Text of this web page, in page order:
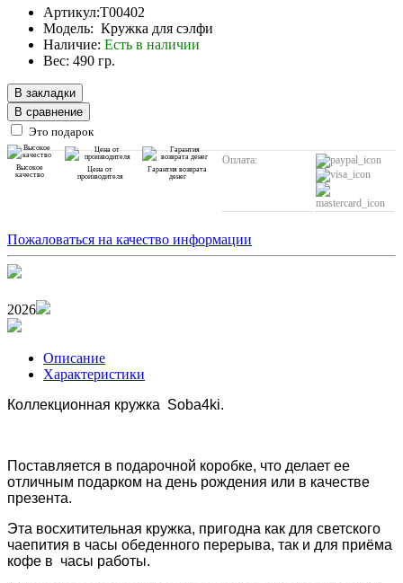
Артикул:T00402
Модель: Кружка для сэлфи
Наличие: Есть в наличии
Вес: 490 гр.
В закладки
В сравнение
Это подарок
Высокое
качество
Цена от
производителя
Гарантия возврата
денег
Оплата:
Пожаловаться на качество информации
2026
Описание
Характеристики
Коллекционная кружка Soba4ki.
Поставляется в подарочной коробке, что делает ее
отличным подарком на день рождения или в качестве
презента.
Эта восхитительная кружка, пригодна как для светского
чаепития в часы обеденного перерыва, так и для приёма
кофе в часы работы.